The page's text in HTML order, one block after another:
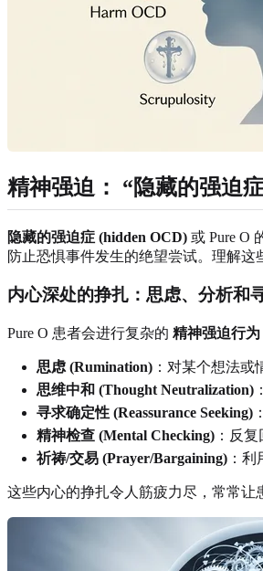
精神强迫： “隐藏的强迫
隐藏的强迫症 (hidden OCD) 或 Pure O
防止恐惧事件发生的绝望尝试。理解
内心深处的挣扎：思虑、分析和
Pure O 患者会进行复杂的 精神强迫行为
思虑 (Rumination) ：对某个想法
思维中和 (Thought Neutralization)
寻求确定性 (Reassurance Seeking)
精神检查 (Mental Checking) ：反
祈祷/交易 (Prayer/Bargaining) ：
这些内心的挣扎令人筋疲力尽，常常让